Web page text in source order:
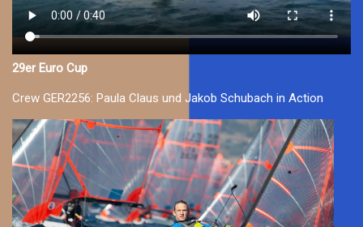
29er Euro Cup
Crew GER2256: Paula Claus und Jakob Schubach in Action